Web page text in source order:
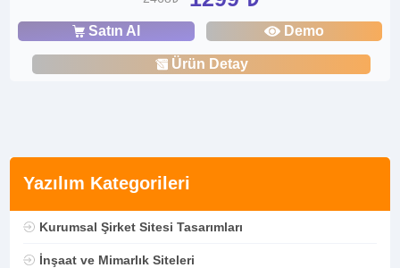
Yazılım Kategorileri
Kurumsal Şirket Sitesi Tasarımları
İnşaat ve Mimarlık Siteleri
Satın Al Demo
Ürün Detay